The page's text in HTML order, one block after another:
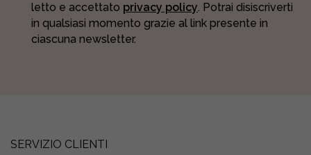
letto e accettato privacy policy. Potrai disiscriverti
in qualsiasi momento grazie al link presente in
ciascuna newsletter.
SERVIZIO CLIENTI